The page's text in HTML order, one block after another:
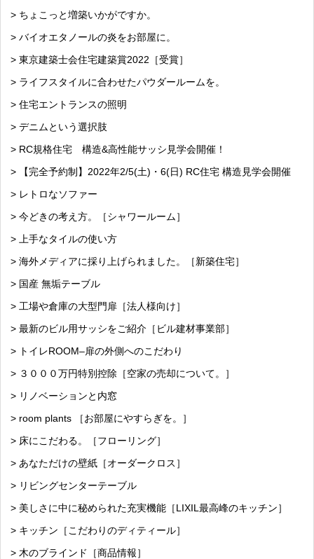
> ちょこっと増築いかがですか。
> バイオエタノールの炎をお部屋に。
> 東京建築士会住宅建築賞2022［受賞］
> ライフスタイルに合わせたパウダールームを。
> 住宅エントランスの照明
> デニムという選択肢
> RC規格住宅 構造&高性能サッシ見学会開催！
> 【完全予約制】2022年2/5(土)・6(日) RC住宅 構造見学会開催
> レトロなソファー
> 今どきの考え方。［シャワールーム］
> 上手なタイルの使い方
> 海外メディアに採り上げられました。［新築住宅］
> 国産 無垢テーブル
> 工場や倉庫の大型門扉［法人様向け］
> 最新のビル用サッシをご紹介［ビル建材事業部］
> トイレROOM–扉の外側へのこだわり
> ３０００万円特別控除［空家の売却について。］
> リノベーションと内窓
> room plants ［お部屋にやすらぎを。］
> 床にこだわる。［フローリング］
> あなただけの壁紙［オーダークロス］
> リビングセンターテーブル
> 美しさに中に秘められた充実機能［LIXIL最高峰のキッチン］
> キッチン［こだわりのディティール］
> 木のブラインド［商品情報］